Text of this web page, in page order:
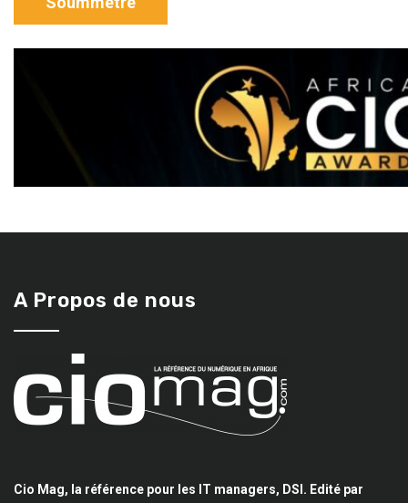
A Propos de nous
Cio Mag, la référence pour les IT managers, DSI. Edité par